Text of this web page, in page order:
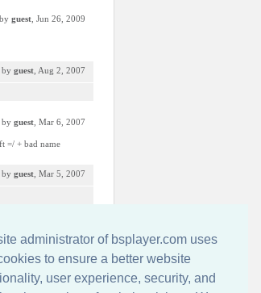
administrator of bsplayer.com uses
to ensure a better website
user experience, security, and
by guest , Jun 26, 2009
by guest , Aug 2, 2007
by guest , Mar 6, 2007
=/ + bad name
by guest , Mar 5, 2007
Обратная связь